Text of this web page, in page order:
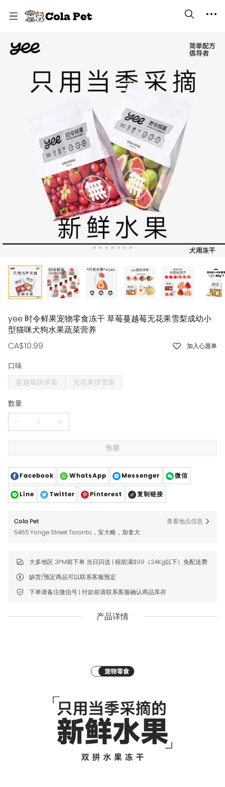
yee 时令鲜果宠物零食冻干 草莓蔓越莓无花果雪梨成幼小
型猫咪犬狗水果蔬菜营养
CA$10.99
加入心愿单
口味
蔓越莓拼草莓
无花果拼雪梨
数量
售罄
Facebook WhatsApp Messenger 微信
Line Twitter Pinterest 复制链接
Cola Pet
5465 Yonge Street Toronto，安大略，加拿大
查看地点信息
大多地区 3PM前下单 当日闪送 | 税前满$99（24Kg以下）免配送费
缺货/预定商品可以联系客服预定
下单请备注微信号 | 付款前请联系客服确认商品库存
产品详情